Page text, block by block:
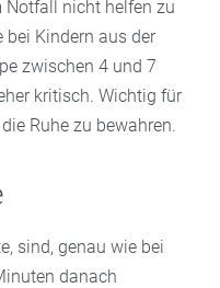
Notfall nicht helfen zu
bei Kindern aus der
zwischen 4 und 7
kritisch. Wichtig für
Ruhe zu bewahren.
sind, genau wie bei
danach